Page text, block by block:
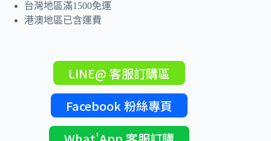
台灣地區滿1500免運
港澳地區已含運費
LINE@ 客服訂購區
Facebook 粉絲專頁